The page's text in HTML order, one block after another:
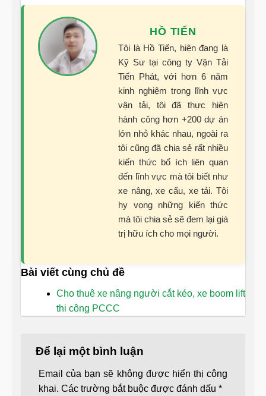
HỒ TIẾN
Tôi là Hồ Tiến, hiện đang là
Kỹ Sư tại công ty Vận Tải
Tiến Phát, với hơn 6 năm
kinh nghiệm trong lĩnh vực
vận tải, tôi đã thực hiện
hành công hơn +200 dự án
lớn nhỏ khác nhau, ngoài ra
tôi cũng đã chia sẻ rất nhiều
kiến thức bổ ích liên quan
đến lĩnh vực mà tôi biết như
xe nâng, xe cẩu, xe tải. Tôi
hy vọng những kiến thức
mà tôi chia sẻ sẽ đem lại giá
trị hữu ích cho mọi người.
Bài viết cùng chủ đề
Cho thuê xe nâng người cắt kéo, xe boom lift
thi công PCCC
Để lại một bình luận
Email của bạn sẽ không được hiển thị công
khai. Các trường bắt buộc được đánh dấu *